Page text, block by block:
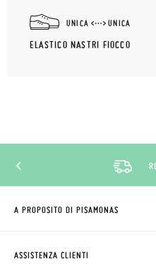
UNICA UNICA
ELASTICO NASTRI FIOCCO
A PROPOSITO DI PISAMONAS
ASSISTENZA CLIENTI